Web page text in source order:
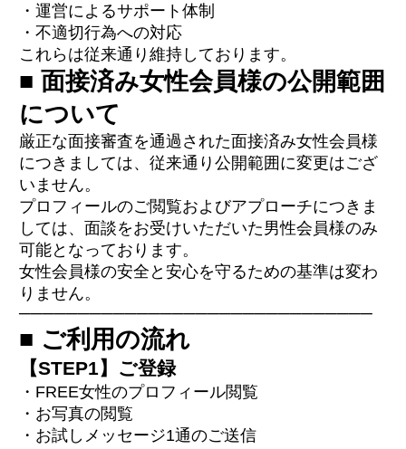
・運営によるサポート体制
・不適切行為への対応
これらは従来通り維持しております。
■ 面接済み女性会員様の公開範囲
について
厳正な面接審査を通過された面接済み女性会員様
につきましては、従来通り公開範囲に変更はござ
いません。
プロフィールのご閲覧およびアプローチにつきま
しては、面談をお受けいただいた男性会員様のみ
可能となっております。
女性会員様の安全と安心を守るための基準は変わ
りません。
──────────────────────────────
■ ご利用の流れ
【STEP1】ご登録
・FREE女性のプロフィール閲覧
・お写真の閲覧
・お試しメッセージ1通のご送信